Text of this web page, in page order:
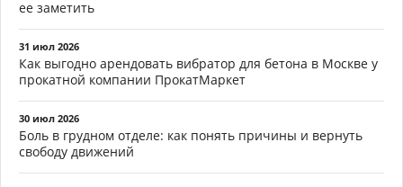
ее заметить
31 июл 2026
Как выгодно арендовать вибратор для бетона в Москве у
прокатной компании ПрокатМаркет
30 июл 2026
Боль в грудном отделе: как понять причины и вернуть
свободу движений